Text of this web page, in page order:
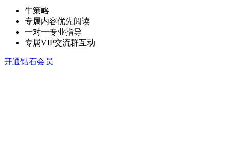
牛策略
专属内容优先阅读
一对一专业指导
专属VIP交流群互动
开通钻石会员